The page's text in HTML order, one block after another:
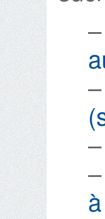
–
–
–